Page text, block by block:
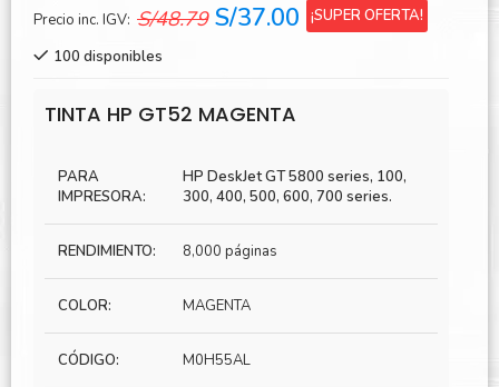
Precio inc. IGV: S/48.79 El
era:
S/48.79.
S/37.00 El
¡SUPER OFERTA!
100 disponibles
TINTA HP GT52 MAGENTA
PARA
IMPRESORA:
HP DeskJet GT 5800 series, 100,
300, 400, 500, 600, 700 series.
RENDIMIENTO: 8,000 páginas
COLOR: MAGENTA
CÓDIGO: M0H55AL